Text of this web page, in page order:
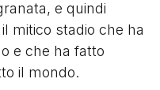
e quindi
il mitico stadio che ha
e che ha fatto
il mondo.